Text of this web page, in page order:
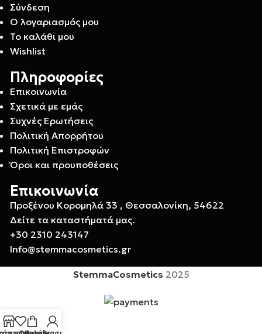
Σύνδεση
Ο λογαριασμός μου
Το καλάθι μου
Wishlist
Πληροφορίες
Επικοινωνία
Σχετικά με εμάς
Συχνές Ερωτήσεις
Πολιτική Απορρήτου
Πολιτική Επιστροφών
Όροι και προυποθέσεις
Επικοινωνία
Προξένου Κορομηλά 33 , Θεσσαλονίκη, 54622
Δείτε τα καταστήματά μας.
+30 2310 243147
Info@stemmacosmetics.gr
StemmaCosmetics 2025